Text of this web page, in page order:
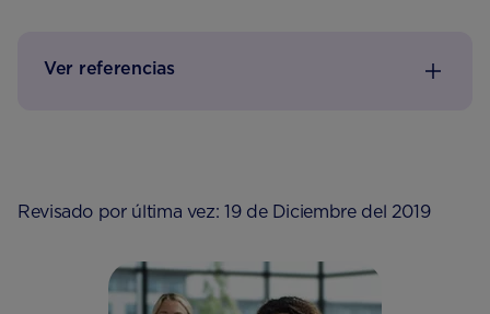
Ver referencias
Revisado por última vez: 19 de Diciembre del 2019